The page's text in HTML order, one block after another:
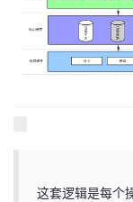
这套逻辑是每个